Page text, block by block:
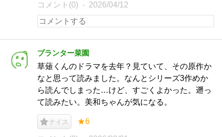
コメント(0) 2026/04/12
プランター菜園
草薙くんのドラマを去年？見ていて、その原作か
なと思って読みました。なんとシリーズ3作めか
ら読んでしまった…けど、すごくよかった。遡っ
て読みたい。美和ちゃんが気になる。
ナイス ★6